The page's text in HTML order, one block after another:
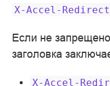
X-Accel-Redirect
Если не
заголовка
X-Accel-